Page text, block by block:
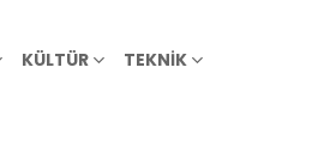
KÜLTÜR TEKNİK